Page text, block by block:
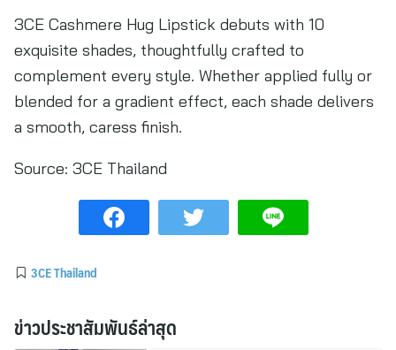
3CE Cashmere Hug Lipstick debuts with 10
exquisite shades, thoughtfully crafted to
complement every style. Whether applied fully or
blended for a gradient effect, each shade delivers
a smooth, caress finish.
Source: 3CE Thailand
3CE Thailand
ข่าวประชาสัมพันธ์ล่าสุด